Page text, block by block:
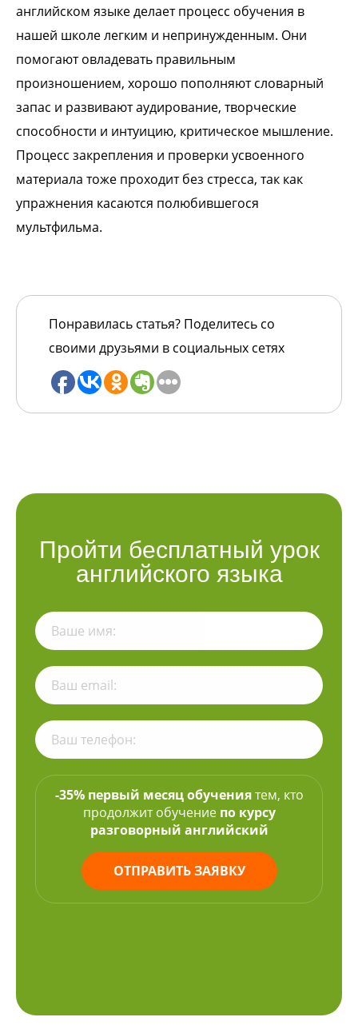
английском языке делает процесс обучения в
нашей школе легким и непринужденным. Они
помогают овладевать правильным
произношением, хорошо пополняют словарный
запас и развивают аудирование, творческие
способности и интуицию, критическое мышление.
Процесс закрепления и проверки усвоенного
материала тоже проходит без стресса, так как
упражнения касаются полюбившегося
мультфильма.
Понравилась статья? Поделитесь со
своими друзьями в социальных сетях
Пройти бесплатный урок
английского языка
-35% первый месяц обучениятем, кто
продолжит обучение по курсу
разговорный английский
ОТПРАВИТЬ ЗАЯВКУ